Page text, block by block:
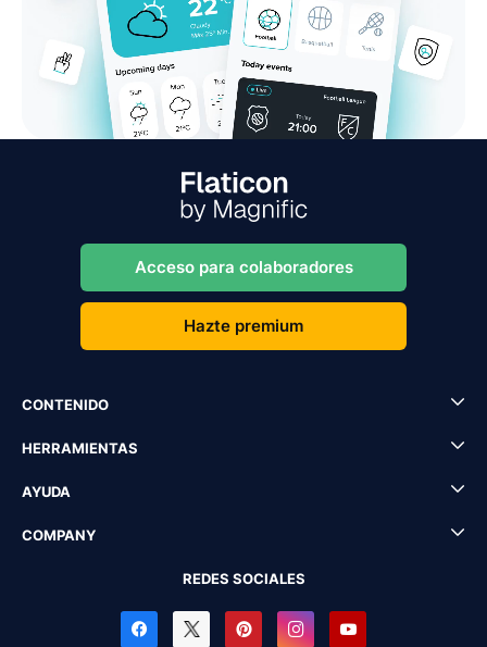
Acceso para colaboradores
Hazte premium
CONTENIDO
HERRAMIENTAS
AYUDA
COMPANY
REDES SOCIALES